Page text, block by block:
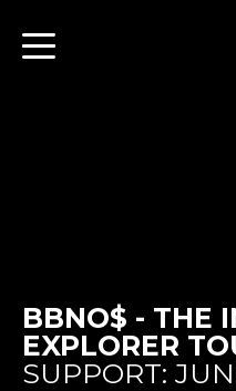
BBNO$ - THE
EXPLORER
SUPPORT: